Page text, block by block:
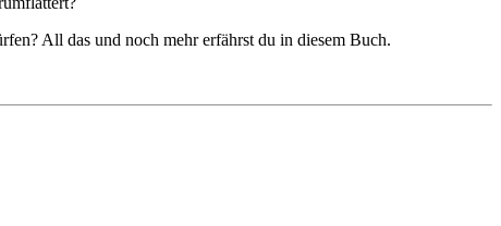
All das und noch mehr erfährst du in diesem Buch.